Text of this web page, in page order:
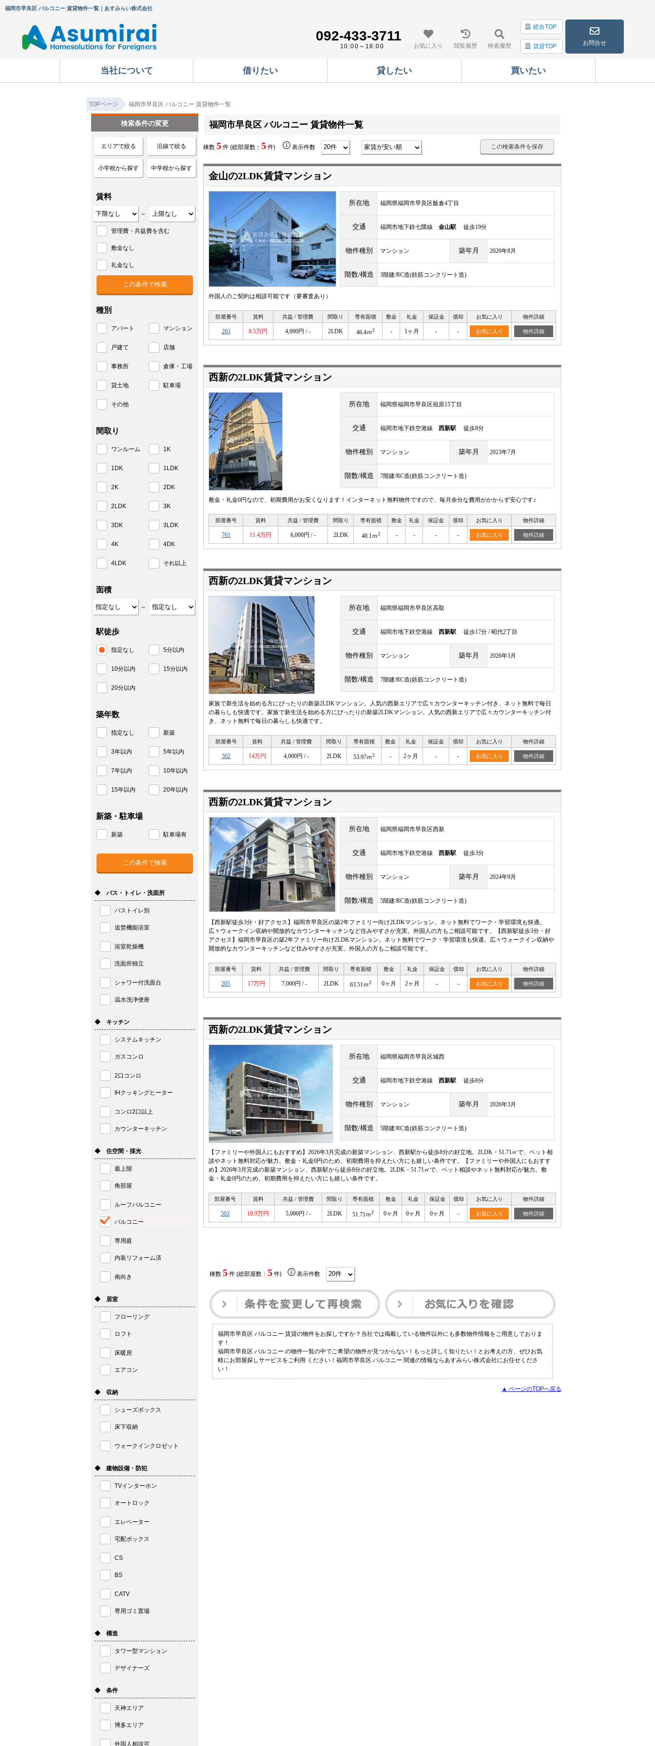
福岡市早良区 バルコニー 賃貸物件一覧｜あすみらい株式会社
092-433-3711
10:00～18:00 お気に入り 閲覧履歴 検索履歴
総合TOP
賃貸TOP お問合せ
当社について 借りたい 貸したい 買いたい
TOPページ 福岡市早良区 バルコニー 賃貸物件一覧
福岡市早良区 バルコニー 賃貸物件一覧
棟数 5 件 (総部屋数： 5 件) 表示件数 この検索条件を保存
金山の2LDK賃貸マンション
所在地 福岡県福岡市早良区飯倉4丁目
交通 福岡市地下鉄七隈線 金山駅 徒歩19分
物件種別 マンション 築年月 2020年8月
階数/構造 3階建/RC造(鉄筋コンクリート造)
外国人のご契約は相談可能です（要審査あり）
部屋番号 賃料 共益 / 管理費 間取り 専有面積 敷金 礼金 保証金 償却 お気に入り 物件詳細
203 8.5万円 4,000円 / - 2LDK 46.4ｍ2 - 1ヶ月 - - お気に入り 物件詳細
西新の2LDK賃貸マンション
所在地 福岡県福岡市早良区祖原15丁目
交通 福岡市地下鉄空港線 西新駅 徒歩8分
物件種別 マンション 築年月 2023年7月
階数/構造 7階建/RC造(鉄筋コンクリート造)
敷金・礼金0円なので、初期費用がお安くなります！インターネット無料物件ですので、毎月余分な費用がかからず安心です♪
部屋番号 賃料 共益 / 管理費 間取り 専有面積 敷金 礼金 保証金 償却 お気に入り 物件詳細
701 11.4万円 6,000円 / - 2LDK 40.1ｍ2 - - - - お気に入り 物件詳細
西新の2LDK賃貸マンション
所在地 福岡県福岡市早良区高取
交通 福岡市地下鉄空港線 西新駅 徒歩17分 / 昭代2丁目
物件種別 マンション 築年月 2026年3月
階数/構造 7階建/RC造(鉄筋コンクリート造)
家族で新生活を始める方にぴったりの新築2LDKマンション。人気の西新エリアで広々カウンターキッチン付き、ネット無料で毎日
の暮らしも快適です。家族で新生活を始める方にぴったりの新築2LDKマンション。人気の西新エリアで広々カウンターキッチン付
き、ネット無料で毎日の暮らしも快適です。
部屋番号 賃料 共益 / 管理費 間取り 専有面積 敷金 礼金 保証金 償却 お気に入り 物件詳細
502 14万円 4,000円 / - 2LDK 53.97ｍ2 - 2ヶ月 - - お気に入り 物件詳細
西新の2LDK賃貸マンション
所在地 福岡県福岡市早良区西新
交通 福岡市地下鉄空港線 西新駅 徒歩3分
物件種別 マンション 築年月 2024年9月
階数/構造 5階建/RC造(鉄筋コンクリート造)
【西新駅徒歩3分・好アクセス】福岡市早良区の築2年ファミリー向け2LDKマンション。ネット無料でワーク・学習環境も快適。
広々ウォークイン収納や開放的なカウンターキッチンなど住みやすさが充実。外国人の方もご相談可能です。【西新駅徒歩3分・好
アクセス】福岡市早良区の築2年ファミリー向け2LDKマンション。ネット無料でワーク・学習環境も快適。広々ウォークイン収納や
開放的なカウンターキッチンなど住みやすさが充実。外国人の方もご相談可能です。
部屋番号 賃料 共益 / 管理費 間取り 専有面積 敷金 礼金 保証金 償却 お気に入り 物件詳細
205 17万円 7,000円 / - 2LDK 63.51ｍ2 0ヶ月 2ヶ月 - - お気に入り 物件詳細
西新の2LDK賃貸マンション
所在地 福岡県福岡市早良区城西
交通 福岡市地下鉄空港線 西新駅 徒歩8分
物件種別 マンション 築年月 2026年3月
階数/構造 5階建/RC造(鉄筋コンクリート造)
【ファミリーや外国人にもおすすめ】2026年3月完成の新築マンション、西新駅から徒歩8分の好立地。2LDK・51.71㎡で、ペット相
談やネット無料対応が魅力。敷金・礼金0円のため、初期費用を抑えたい方にも嬉しい条件です。【ファミリーや外国人にもおすす
め】2026年3月完成の新築マンション、西新駅から徒歩8分の好立地。2LDK・51.71㎡で、ペット相談やネット無料対応が魅力。敷
金・礼金0円のため、初期費用を抑えたい方にも嬉しい条件です。
部屋番号 賃料 共益 / 管理費 間取り 専有面積 敷金 礼金 保証金 償却 お気に入り 物件詳細
503 18.9万円 5,000円 / - 2LDK 51.71ｍ2 0ヶ月 0ヶ月 0ヶ月 - お気に入り 物件詳細
棟数 5件 (総部屋数： 5件) 表示件数
福岡市早良区 バルコニー 賃貸の物件をお探しですか？当社では掲載している物件以外にも多数物件情報をご用意しておりま
す！
福岡市早良区 バルコニー の物件一覧の中でご希望の物件が見つからない！もっと詳しく知りたい！とお考えの方、ぜひお気
軽にお部屋探しサービスをご利用 ください！福岡市早良区 バルコニー 関連の情報ならあすみらい株式会社にお任せくださ
い！
▲ ページのTOPへ戻る
検索条件の変更
エリアで絞る 沿線で絞る
小学校から探す 中学校から探す
賃料
～
管理費・共益費を含む
敷金なし
礼金なし
種別
アパート マンション
戸建て 店舗
事務所 倉庫・工場
貸土地 駐車場
その他
間取り
ワンルーム 1K
1DK 1LDK
2K 2DK
2LDK 3K
3DK 3LDK
4K 4DK
4LDK それ以上
面積
～
駅徒歩
指定なし 5分以内
10分以内 15分以内
20分以内
築年数
指定なし 新築
3年以内 5年以内
7年以内 10年以内
15年以内 20年以内
新築・駐車場
新築 駐車場有
◆ バス・トイレ・洗面所
バストイレ別
追焚機能浴室
浴室乾燥機
洗面所独立
シャワー付洗面台
温水洗浄便座
◆ キッチン
システムキッチン
ガスコンロ
2口コンロ
IHクッキングヒーター
コンロ2口以上
カウンターキッチン
◆ 住空間・採光
最上階
角部屋
ルーフバルコニー
バルコニー
専用庭
内装リフォーム済
南向き
◆ 居室
フローリング
ロフト
床暖房
エアコン
◆ 収納
シューズボックス
床下収納
ウォークインクロゼット
◆ 建物設備・防犯
TVインターホン
オートロック
エレベーター
宅配ボックス
CS
BS
CATV
専用ゴミ置場
◆ 構造
タワー型マンション
デザイナーズ
◆ 条件
天神エリア
博多エリア
外国人相談可